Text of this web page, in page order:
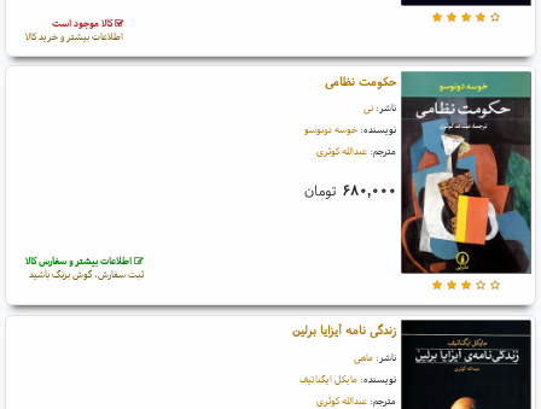
کالا موجود است
اطلاعات بیشتر و خرید کالا
حکومت نظامی
ناشر: نی
نویسنده: خوسه دونوسو
مترجم: عبدالله کوثری
۶۸۰,۰۰۰ تومان
اطلاعات بیشتر و سفارش کالا
ثبت سفارش، گوش بزنگ باشید
زندگی نامه آیزایا برلین
ناشر: ماهی
نویسنده: مایکل ایگناتیف
مترجم: عبدالله کوثری